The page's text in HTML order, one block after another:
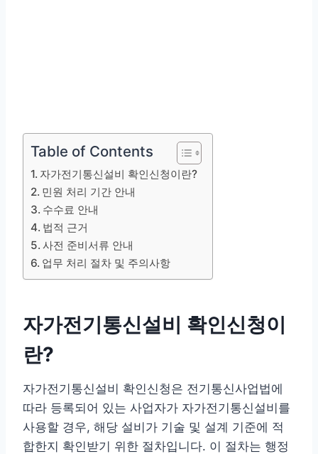
Table of Contents
자가전기통신설비 확인신청이란?
민원 처리 기간 안내
수수료 안내
법적 근거
사전 준비서류 안내
업무 처리 절차 및 주의사항
자가전기통신설비 확인신청이
란?
자가전기통신설비 확인신청은 전기통신사업법에
따라 등록되어 있는 사업자가 자가전기통신설비를
사용할 경우, 해당 설비가 기술 및 설계 기준에 적
합한지 확인받기 위한 절차입니다. 이 절차는 행정